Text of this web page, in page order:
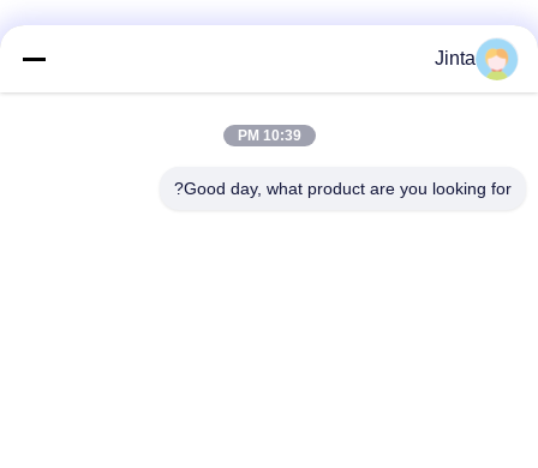
Jinta
10:39 PM
Good day, what product are you looking for?